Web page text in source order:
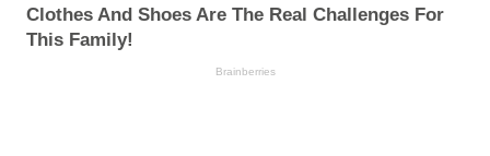
Clothes And Shoes Are The Real Challenges For
This Family!
Brainberries